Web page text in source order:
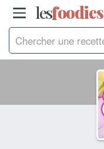
lesfoodies